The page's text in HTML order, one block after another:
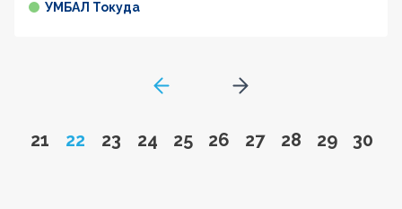
УМБАЛ Токуда
GoToPreviousPage
Go to page
21 Page
22 Go to page
23 Go to page
24 Go to page
25 Go to page
26 Go to page
27 Go to page
28 Go to
29 Go
30
Go to next page